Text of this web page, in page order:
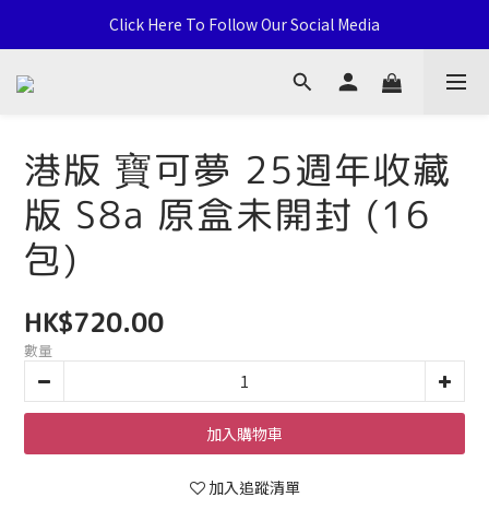
通用卡店 TCG & Sports Card 批發/零售 Distribution and Retail
Click Here To Follow Our Social Media
荃灣西樓角路138-168號 荃豐中心地下A59號舖
港版 寶可夢 25週年收藏
版 S8a 原盒未開封 (16
包)
HK$720.00
數量
加入購物車
加入追蹤清單